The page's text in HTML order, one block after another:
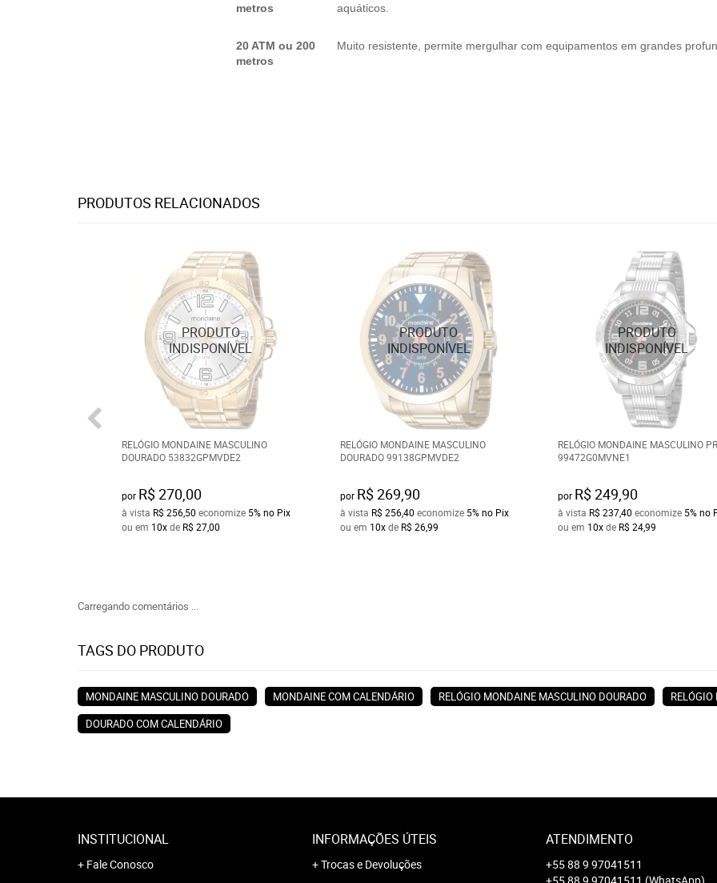
metros
aquáticos.
20 ATM ou 200
metros
Muito resistente, permite mergulhar com equipamentos em grandes
PRODUTOS RELACIONADOS
RELÓGIO MONDAINE MASCULINO
DOURADO 53832GPMVDE2
por R$ 270,00
à vista R$ 256,50 economize 5%no Pix
ou em 10xde R$ 27,00
RELÓGIO MONDAINE MASCULINO
DOURADO 99138GPMVDE2
por R$ 269,90
à vista R$ 256,40 economize 5% no Pix
ou em 10xde R$ 26,99
RELÓGIO MONDAINE MASCULINO
99472G0MVNE1
por R$ 249,90
à vista R$ 237,40 economize 5%no
ou em 10xde R$ 24,99
Carregando comentários ...
TAGS DO PRODUTO
MONDAINE MASCULINO DOURADO MONDAINE COM CALENDÁRIO RELÓGIO MONDAINE MASCULINO DOURADO
DOURADO COM CALENDÁRIO
INSTITUCIONAL
Fale Conosco
INFORMAÇÕES ÚTEIS
Trocas e Devoluções
ATENDIMENTO
+55 88 9 97041511